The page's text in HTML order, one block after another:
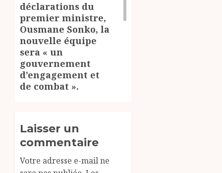
déclarations du
premier ministre,
Ousmane Sonko, la
nouvelle équipe
sera « un
gouvernement
d’engagement et
de combat ».
Laisser un
commentaire
Votre adresse e-mail ne